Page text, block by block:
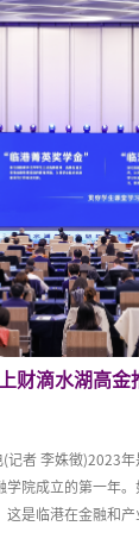
路99号创新魔坊三
财滴水湖高
者 李姝徵)2023年
学院成立的第一年
这是临港在金融和